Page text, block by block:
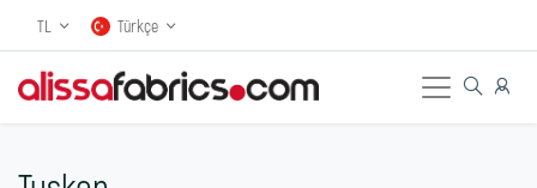
TL Türkçe